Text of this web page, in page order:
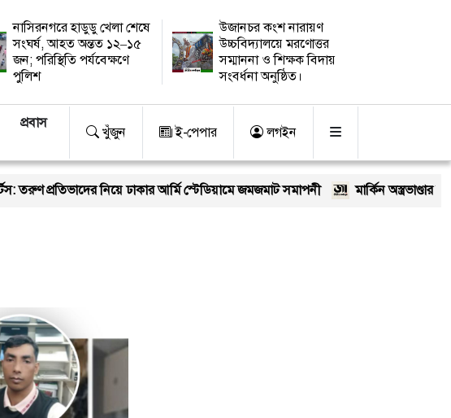
নাসিরনগরে হাডুডু খেলা শেষে
সংঘর্ষ, আহত অন্তত ১২–১৫
জন; পরিস্থিতি পর্যবেক্ষণে
পুলিশ
উজানচর কংশ নারায়ণ
উচ্চবিদ্যালয়ে মরণোত্তর
সম্মাননা ও শিক্ষক বিদায়
সংবর্ধনা অনুষ্ঠিত।
প্রবাস
খুঁজুন ই-পেপার লগইন
প্রতিভাদের নিয়ে ঢাকার আর্মি স্টেডিয়ামে জমজমাট সমাপনী মার্কিন অস্ত্রভাণ্ডার